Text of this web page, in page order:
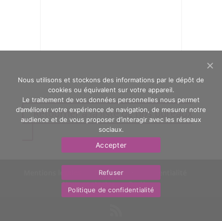
Retourner à la liste de nos bureaux
Politique de confidentialité
Nous contacter
OasYs
Nous utilisons et stockons des informations par le dépôt de
cookies ou équivalent sur votre appareil.
Le traitement de vos données personnelles nous permet
d’améliorer votre expérience de navigation, de mesurer notre
audience et de vous proposer d’interagir avec les réseaux
sociaux.
Accepter
Refuser
Politique de confidentialité